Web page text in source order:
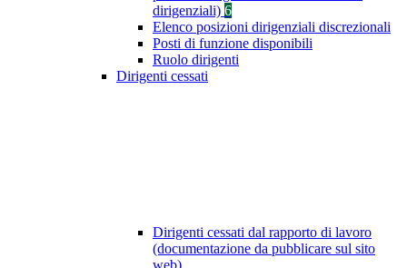
dirigenziali) 6
Elenco posizioni dirigenziali discrezionali
Posti di funzione disponibili
Ruolo dirigenti
Dirigenti cessati
Dirigenti cessati dal rapporto di lavoro
(documentazione da pubblicare sul sito